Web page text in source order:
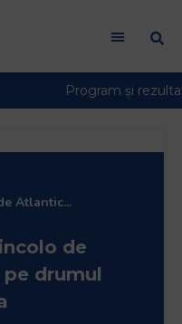
Atlantic...
de
drumul